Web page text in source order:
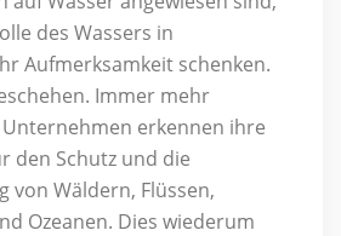
des Wassers in
Aufmerksamkeit schenken.
Immer mehr
erkennen ihre
den Schutz und die
von Wäldern, Flüssen,
Ozeanen. Dies wiederum